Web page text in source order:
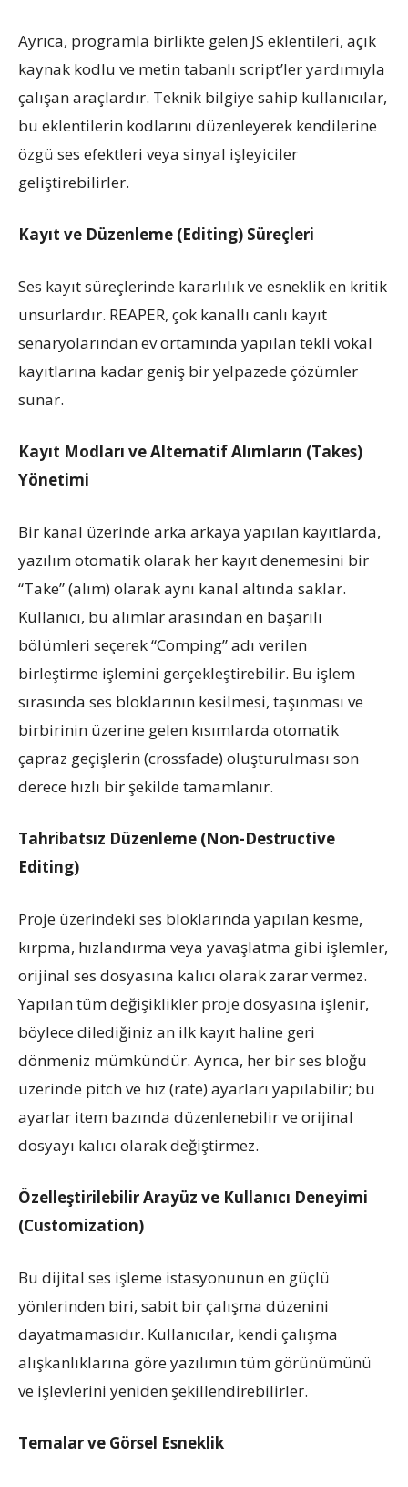
Ayrıca, programla birlikte gelen JS eklentileri, açık
kaynak kodlu ve metin tabanlı script’ler yardımıyla
çalışan araçlardır. Teknik bilgiye sahip kullanıcılar,
bu eklentilerin kodlarını düzenleyerek kendilerine
özgü ses efektleri veya sinyal işleyiciler
geliştirebilirler.
Kayıt ve Düzenleme (Editing) Süreçleri
Ses kayıt süreçlerinde kararlılık ve esneklik en kritik
unsurlardır. REAPER, çok kanallı canlı kayıt
senaryolarından ev ortamında yapılan tekli vokal
kayıtlarına kadar geniş bir yelpazede çözümler
sunar.
Kayıt Modları ve Alternatif Alımların (Takes)
Yönetimi
Bir kanal üzerinde arka arkaya yapılan kayıtlarda,
yazılım otomatik olarak her kayıt denemesini bir
“Take” (alım) olarak aynı kanal altında saklar.
Kullanıcı, bu alımlar arasından en başarılı
bölümleri seçerek “Comping” adı verilen
birleştirme işlemini gerçekleştirebilir. Bu işlem
sırasında ses bloklarının kesilmesi, taşınması ve
birbirinin üzerine gelen kısımlarda otomatik
çapraz geçişlerin (crossfade) oluşturulması son
derece hızlı bir şekilde tamamlanır.
Tahribatsız Düzenleme (Non-Destructive
Editing)
Proje üzerindeki ses bloklarında yapılan kesme,
kırpma, hızlandırma veya yavaşlatma gibi işlemler,
orijinal ses dosyasına kalıcı olarak zarar vermez.
Yapılan tüm değişiklikler proje dosyasına işlenir,
böylece dilediğiniz an ilk kayıt haline geri
dönmeniz mümkündür. Ayrıca, her bir ses bloğu
üzerinde pitch ve hız (rate) ayarları yapılabilir; bu
ayarlar item bazında düzenlenebilir ve orijinal
dosyayı kalıcı olarak değiştirmez.
Özelleştirilebilir Arayüz ve Kullanıcı Deneyimi
(Customization)
Bu dijital ses işleme istasyonunun en güçlü
yönlerinden biri, sabit bir çalışma düzenini
dayatmamasıdır. Kullanıcılar, kendi çalışma
alışkanlıklarına göre yazılımın tüm görünümünü
ve işlevlerini yeniden şekillendirebilirler.
Temalar ve Görsel Esneklik